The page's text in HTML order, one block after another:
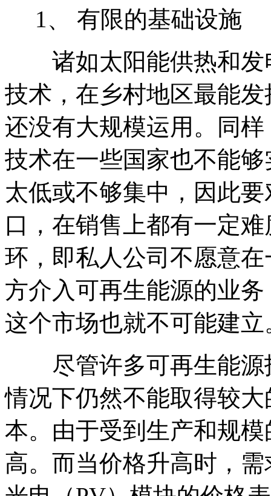
1、 有限的基础设施
诸如太阳能供热和发
技术，在乡村地区最能
还没有大规模运用。同
技术在一些国家也不能
太低或不够集中，因此
口，在销售上都有一定
环，即私人公司不愿意
方介入可再生能源的业
这个市场也就不可能建立
尽管许多可再生能源
情况下仍然不能取得较
本。由于受到生产和规
高。而当价格升高时，